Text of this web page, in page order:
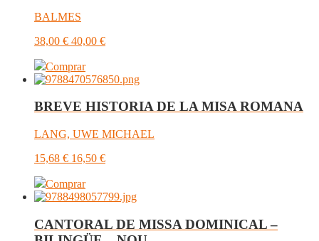
BALMES
38,00 € 40,00 €
Comprar
BREVE HISTORIA DE LA MISA ROMANA
LANG, UWE MICHAEL
15,68 € 16,50 €
Comprar
CANTORAL DE MISSA DOMINICAL –